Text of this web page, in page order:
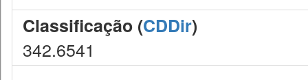
Classificação (CDDir)
342.6541